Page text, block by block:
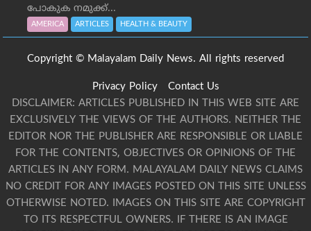
പോകുക നമുക്ക്...
AMERICA ARTICLES HEALTH & BEAUTY
Copyright © Malayalam Daily News. All rights reserved
Privacy Policy
Contact Us
DISCLAIMER: ARTICLES PUBLISHED IN THIS WEB SITE ARE
EXCLUSIVELY THE VIEWS OF THE AUTHORS. NEITHER THE
EDITOR NOR THE PUBLISHER ARE RESPONSIBLE OR LIABLE
FOR THE CONTENTS, OBJECTIVES OR OPINIONS OF THE
ARTICLES IN ANY FORM. MALAYALAM DAILY NEWS CLAIMS
NO CREDIT FOR ANY IMAGES POSTED ON THIS SITE UNLESS
OTHERWISE NOTED. IMAGES ON THIS SITE ARE COPYRIGHT
TO ITS RESPECTFUL OWNERS. IF THERE IS AN IMAGE